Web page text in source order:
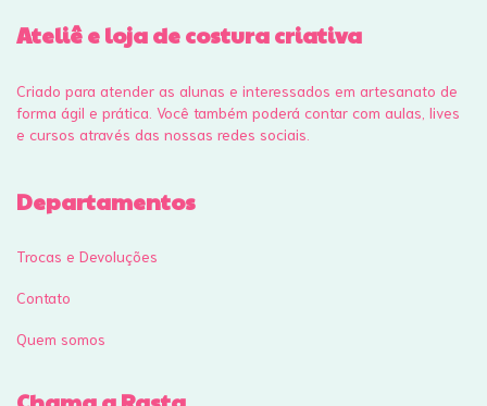
Ateliê e loja de costura criativa
Criado para atender as alunas e interessados em artesanato de
forma ágil e prática. Você também poderá contar com aulas, lives
e cursos através das nossas redes sociais.
Departamentos
Trocas e Devoluções
Contato
Quem somos